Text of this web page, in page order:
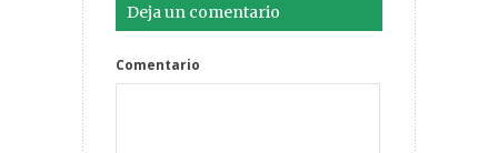
Deja un comentario
Comentario